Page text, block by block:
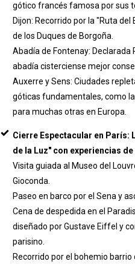
gótico francés famosa por sus
Dijon: Recorrido por la "Ruta
de los Duques de Borgoña.
Abadía de Fontenay:
abadía cisterciense mejor
Auxerre y Sens: Ciudades
góticas fundamentales, como
para muchas otras en Europa.
Cierre Espectacular en París:
de la Luz" con experiencias
Visita guiada al Museo del
Gioconda.
Paseo en barco por el Sena y
Cena de despedida en el
diseñado por Gustave Eiffel y
parisino.
Recorrido por el bohemio